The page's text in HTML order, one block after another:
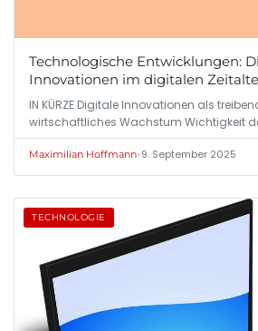
Technologische Entwicklungen:
Innovationen im digitalen
IN KÜRZE Digitale Innovationen als
wirtschaftliches Wachstum Wichtigkeit
Maximilian Hoffmann•9. September 2025
TECHNOLOGIE